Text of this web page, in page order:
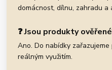
domácnost, dílnu, zahradu a
❓ Jsou produkty
Ano. Do nabídky
reálným využitím.